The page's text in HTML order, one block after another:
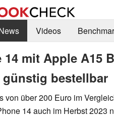
Videos
14 mit Apple A15
bestellbar
von über 200 Euro im
14 auch im Herbst 2023